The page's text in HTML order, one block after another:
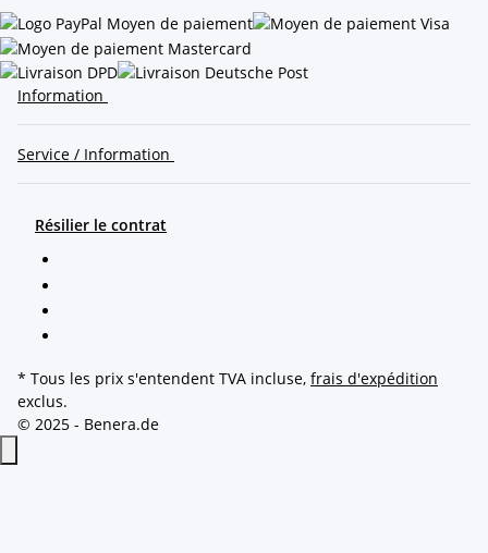
Information
Service / Information
Résilier le contrat
* Tous les prix s'entendent TVA incluse, frais d'expédition
exclus.
© 2025 - Benera.de